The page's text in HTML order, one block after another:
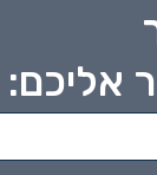
אליכם: